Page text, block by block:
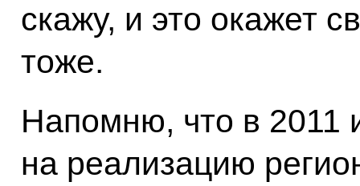
скажу, и это окажет
тоже.
Напомню, что в 2011
на реализацию